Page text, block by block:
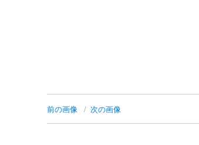
前の画像 次の画像